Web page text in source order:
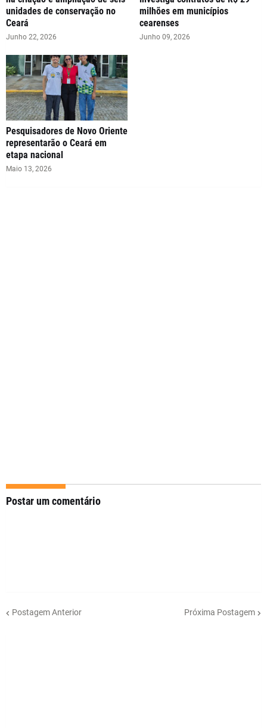
unidades de conservação no
Ceará
Junho 22, 2026
milhões em municípios
cearenses
Junho 09, 2026
Pesquisadores de Novo Oriente
representarão o Ceará em
etapa nacional
Maio 13, 2026
Postar um comentário
Postagem Anterior Próxima Postagem